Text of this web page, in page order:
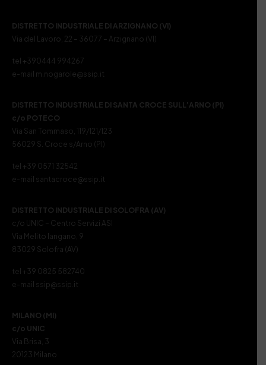
DISTRETTO INDUSTRIALE DI ARZIGNANO (VI)
Via del Lavoro, 22 – 36077 – Arzignano (VI)
tel +390444 994267
e-mail m.nogarole@ssip.it
DISTRETTO INDUSTRIALE DI SANTA CROCE SULL’ARNO (PI)
c/o POTECO
Via San Tommaso, 119/121/123
56029 S. Croce s/Arno (PI)
tel +39 0571 32542
e-mail santacroce@ssip.it
DISTRETTO INDUSTRIALE DI SOLOFRA (AV)
c/o UNIC – Centro Servizi ASI
Via Melito Iangano, 9
83029 Solofra (AV)
tel +39 0825 582740
e-mail ssip@ssip.it
MILANO (MI)
c/o UNIC
Via Brisa, 3
20123 Milano